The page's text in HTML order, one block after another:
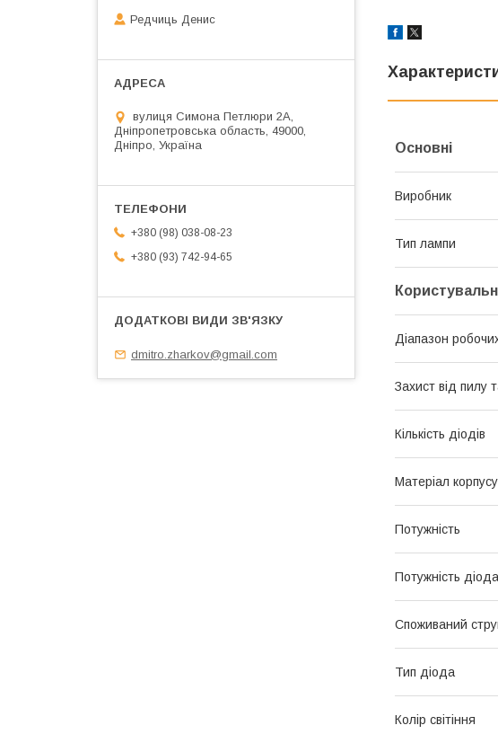
Основні
Виробник
Тип лампи
Діапазон
Захист від пилу
Кількість діодів
Матеріал корпусу
Потужність
Потужність діода
Споживаний
Тип діода
Колір світіння
Редчиць Денис
вулиця Симона Петлюри 2А,
Дніпропетровська область, 49000,
Дніпро, Україна
+380 (98) 038-08-23
+380 (93) 742-94-65
dmitro.zharkov@gmail.com